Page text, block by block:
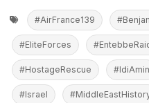
#AirFrance139
#EliteForces
#HostageRescue #IdiAmin
#Israel